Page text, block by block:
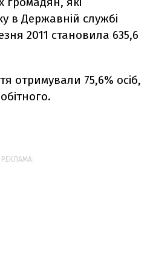
в Державній службі
2011 становила 635,6
отримували 75,6% осіб,
РЕКЛАМА: